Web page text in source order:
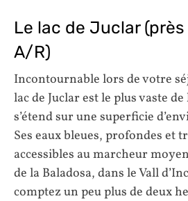
Le lac de Juclar
A/R)
Incontournable lors de votre
lac de Juclar est le plus vaste
s’étend sur une superficie
Ses eaux bleues, profondes et
accessibles au marcheur
de la Baladosa, dans le Vall
comptez un peu plus de deux